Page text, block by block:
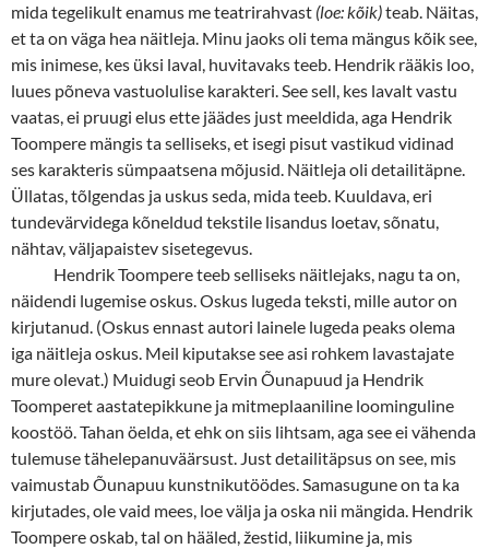
mida tegelikult enamus me teatrirahvast (loe: kõik)teab. Näitas,
et ta on väga hea näitleja. Minu jaoks oli tema mängus kõik see,
mis inimese, kes üksi laval, huvitavaks teeb. Hendrik rääkis loo,
luues põneva vastuolulise karakteri. See sell, kes lavalt vastu
vaatas, ei pruugi elus ette jäädes just meeldida, aga Hendrik
Toompere mängis ta selliseks, et isegi pisut vastikud vidinad
ses karakteris sümpaatsena mõjusid. Näitleja oli detailitäpne.
Üllatas, tõlgendas ja uskus seda, mida teeb. Kuuldava, eri
tundevärvidega kõneldud tekstile lisandus loetav, sõnatu,
nähtav, väljapaistev sisetegevus.
Hendrik Toompere teeb selliseks näitlejaks, nagu ta on,
näidendi lugemise oskus. Oskus lugeda teksti, mille autor on
kirjutanud. (Oskus ennast autori lainele lugeda peaks olema
iga näitleja oskus. Meil kiputakse see asi rohkem lavastajate
mure olevat.) Muidugi seob Ervin Õunapuud ja Hendrik
Toomperet aastatepikkune ja mitmeplaaniline loominguline
koostöö. Tahan öelda, et ehk on siis lihtsam, aga see ei vähenda
tulemuse tähelepanuväärsust. Just detailitäpsus on see, mis
vaimustab Õunapuu kunstnikutöödes. Samasugune on ta ka
kirjutades, ole vaid mees, loe välja ja oska nii mängida. Hendrik
Toompere oskab, tal on hääled, žestid, liikumine ja, mis